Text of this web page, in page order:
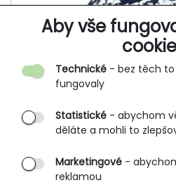
Aby vše
Technické - bez těch to
fungovaly
Statistické - abychom
děláte a mohli to
Marketingové -
reklamou